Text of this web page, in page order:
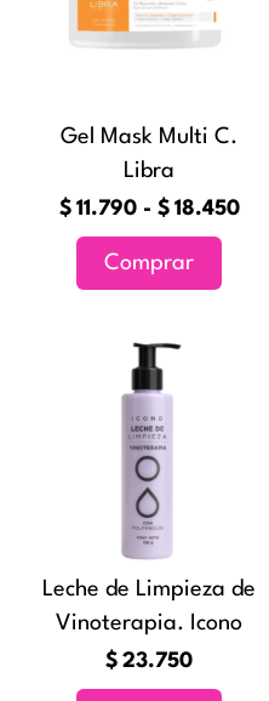
Gel Mask Multi C.
Libra
$ 11.790 - $ 18.450
Comprar
se
elegir
en
Leche de Limpieza de
Vinoterapia. Icono
$ 23.750